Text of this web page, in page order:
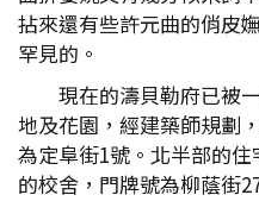
拈來還有些許元曲的俏皮
罕見的。
現在的濤貝勒府已被
地及花園，經建築師規劃
為定阜街1號。北半部的
的校舍，門牌號為柳蔭街